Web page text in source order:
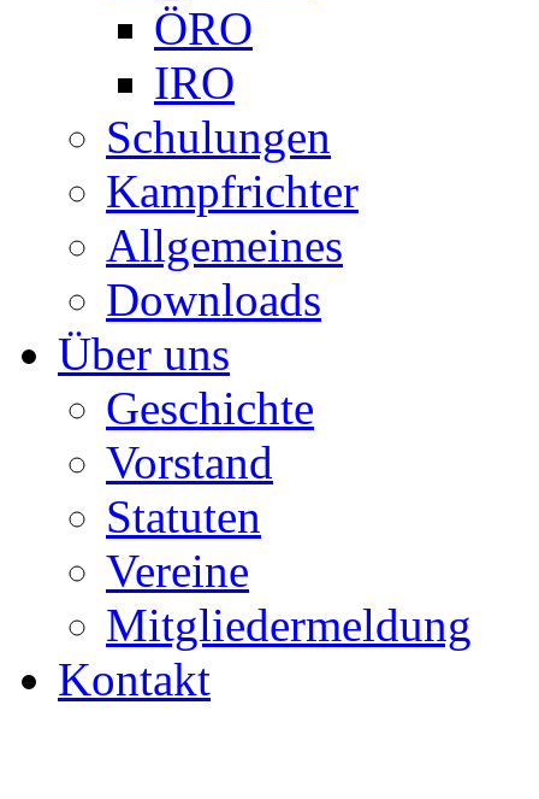
ÖRO
IRO
Schulungen
Kampfrichter
Allgemeines
Downloads
Über uns
Geschichte
Vorstand
Statuten
Vereine
Mitgliedermeldung
Kontakt